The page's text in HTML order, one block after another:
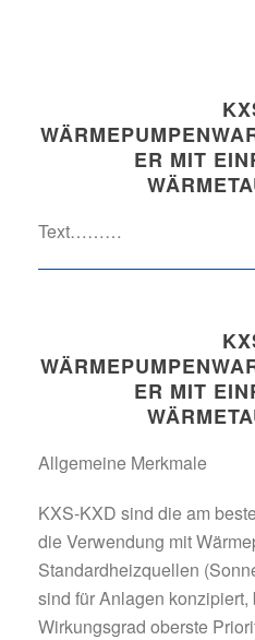
ER MIT
Text………
ER MIT
Allgemeine Merkmale
KXS-KXD sind die am
die Verwendung mit
Standardheizquellen
sind für Anlagen
Wirkungsgrad oberste